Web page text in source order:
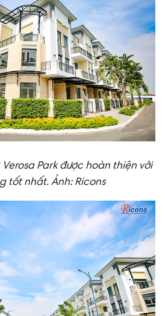
Park được hoàn thiện với
tốt nhất. Ảnh: Ricons